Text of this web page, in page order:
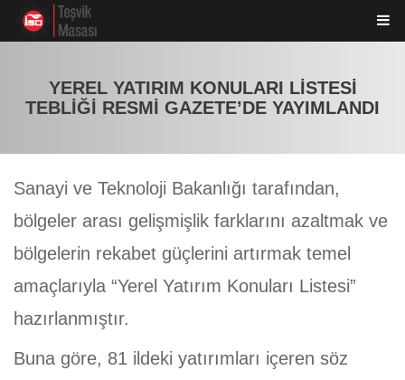
YEREL YATIRIM KONULARI LİSTESİ
TEBLİĞİ RESMİ GAZETE’DE YAYIMLANDI
Sanayi ve Teknoloji Bakanlığı tarafından,
bölgeler arası gelişmişlik farklarını azaltmak ve
bölgelerin rekabet güçlerini artırmak temel
amaçlarıyla “Yerel Yatırım Konuları Listesi”
hazırlanmıştır.
Buna göre, 81 ildeki yatırımları içeren söz